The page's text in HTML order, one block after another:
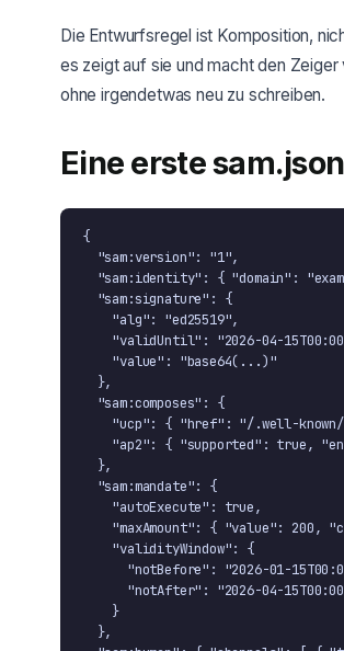
Die Entwurfsregel ist Komposition,
es zeigt auf sie und macht den Zeiger
ohne irgendetwas neu zu schreiben.
Eine erste sam.json
{
  "sam:version": "1",
"sam:identity": { "domain":
  "sam:signature": {
    "alg": "ed25519",
"validUntil": "2026-04-
    "value": "base64(...)"
  },
  "sam:composes": {
"ucp": { "href": "/.well-
"ap2": { "supported": true,
  },
  "sam:mandate": {
    "autoExecute": true,
"maxAmount": { "value": 200,
    "validityWindow": {
"notBefore": "2026-01-
"notAfter": "2026-04-
    }
  },